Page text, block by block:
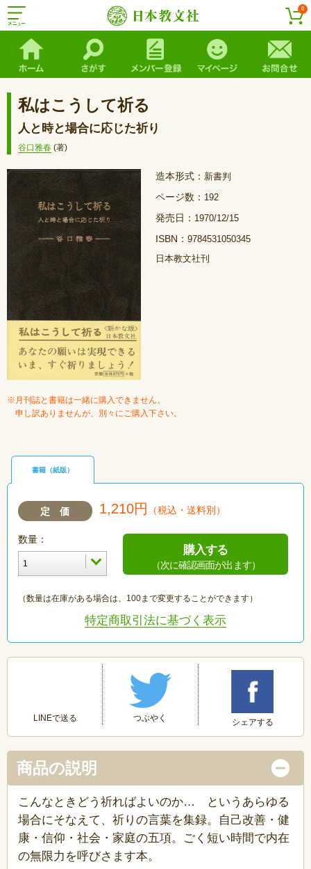
0
私はこうして祈る
人と時と場合に応じた祈り
谷口雅春 (著)
造本形式： 新書判
ページ数： 192
発売日： 1970/12/15
ISBN： 9784531050345
日本教文社刊
※月刊誌と書籍は一緒に購入できません。
申し訳ありませんが、別々にご購入下さい。
書籍（紙版）
定 価 1,210円 （税込・送料別）
数量：
購入する
（次に確認画面が出ます）
（数量は在庫がある場合は、100まで変更することができます）
特定商取引法に基づく表示
LINEで送る つぶやく シェアする
商品の説明
こんなときどう祈ればよいのか… というあらゆる
場合にそなえて、祈りの言葉を集録。自己改善・健
康・信仰・社会・家庭の五項。ごく短い時間で内在
の無限力を呼びさます本。